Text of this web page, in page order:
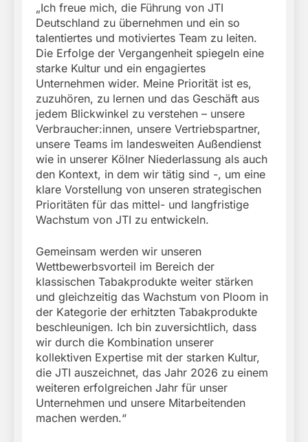
„Ich freue mich, die Führung von JTI
Deutschland zu übernehmen und ein so
talentiertes und motiviertes Team zu leiten.
Die Erfolge der Vergangenheit spiegeln eine
starke Kultur und ein engagiertes
Unternehmen wider. Meine Priorität ist es,
zuzuhören, zu lernen und das Geschäft aus
jedem Blickwinkel zu verstehen – unsere
Verbraucher:innen, unsere Vertriebspartner,
unsere Teams im landesweiten Außendienst
wie in unserer Kölner Niederlassung als auch
den Kontext, in dem wir tätig sind -, um eine
klare Vorstellung von unseren strategischen
Prioritäten für das mittel- und langfristige
Wachstum von JTI zu entwickeln.
Gemeinsam werden wir unseren
Wettbewerbsvorteil im Bereich der
klassischen Tabakprodukte weiter stärken
und gleichzeitig das Wachstum von Ploom in
der Kategorie der erhitzten Tabakprodukte
beschleunigen. Ich bin zuversichtlich, dass
wir durch die Kombination unserer
kollektiven Expertise mit der starken Kultur,
die JTI auszeichnet, das Jahr 2026 zu einem
weiteren erfolgreichen Jahr für unser
Unternehmen und unsere Mitarbeitenden
machen werden.“